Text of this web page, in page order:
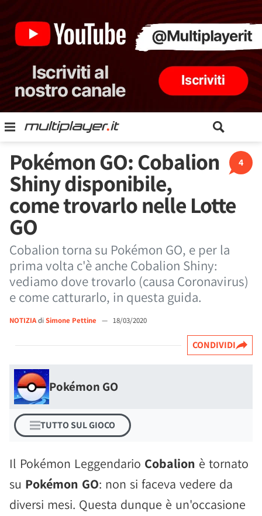
4
Pokémon GO: Cobalion
Shiny disponibile,
come trovarlo nelle Lotte
GO
Cobalion torna su Pokémon GO, e per la
prima volta c'è anche Cobalion Shiny:
vediamo dove trovarlo (causa Coronavirus)
e come catturarlo, in questa guida.
NOTIZIAdi Simone Pettine — 18/03/2020
CONDIVIDI
Pokémon GO
TUTTO SUL GIOCO
Il Pokémon Leggendario Cobalion è tornato
su Pokémon GO: non si faceva vedere da
diversi mesi. Questa dunque è un'occasione